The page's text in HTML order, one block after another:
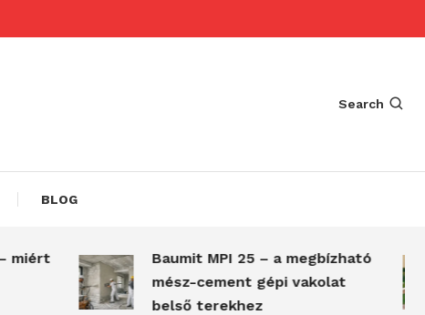
Search
BLOG
Baumit MPI 25 – a megbízható
mész-cement gépi vakolat
belső terekhez